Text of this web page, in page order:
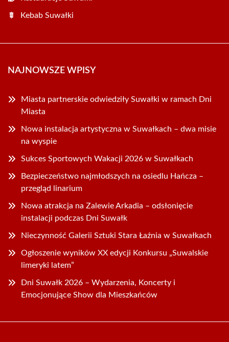
Kebab Suwałki
NAJNOWSZE WPISY
Miasta partnerskie odwiedziły Suwałki w ramach Dni
Miasta
Nowa instalacja artystyczna w Suwałkach – dwa misie
na wyspie
Sukces Sportowych Wakacji 2026 w Suwałkach
Bezpieczeństwo najmłodszych na osiedlu Hańcza –
przegląd linarium
Nowa atrakcja na Zalewie Arkadia – odsłonięcie
instalacji podczas Dni Suwałk
Nieczynność Galerii Sztuki Stara Łaźnia w Suwałkach
Ogłoszenie wyników XX edycji Konkursu „Suwalskie
limeryki latem”
Dni Suwałk 2026 – Wydarzenia, Koncerty i
Emocjonujące Show dla Mieszkańców